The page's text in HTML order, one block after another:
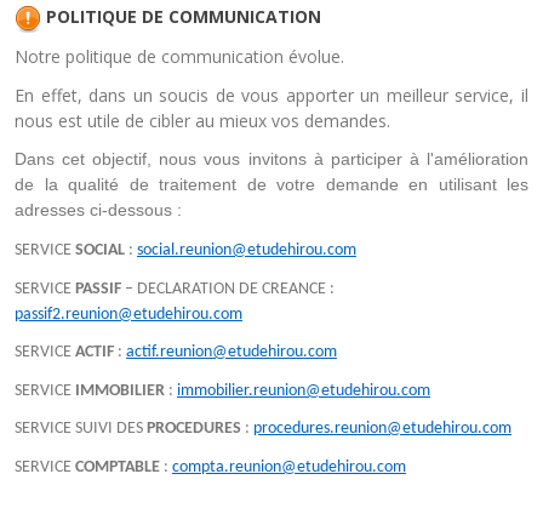
POLITIQUE DE COMMUNICATION
Notre politique de communication évolue.
En effet, dans un soucis de vous apporter un meilleur service, il
nous est utile de cibler au mieux vos demandes.
Dans cet objectif, nous vous invitons à participer à l'amélioration
de la qualité de traitement de votre demande en utilisant les
adresses ci-dessous :
SERVICE SOCIAL : social.reunion@etudehirou.com
SERVICE PASSIF – DECLARATION DE CREANCE :
passif2.reunion@etudehirou.com
SERVICE ACTIF : actif.reunion@etudehirou.com
SERVICE IMMOBILIER : immobilier.reunion@etudehirou.com
SERVICE SUIVI DES PROCEDURES : procedures.reunion@etudehirou.com
SERVICE COMPTABLE : compta.reunion@etudehirou.com